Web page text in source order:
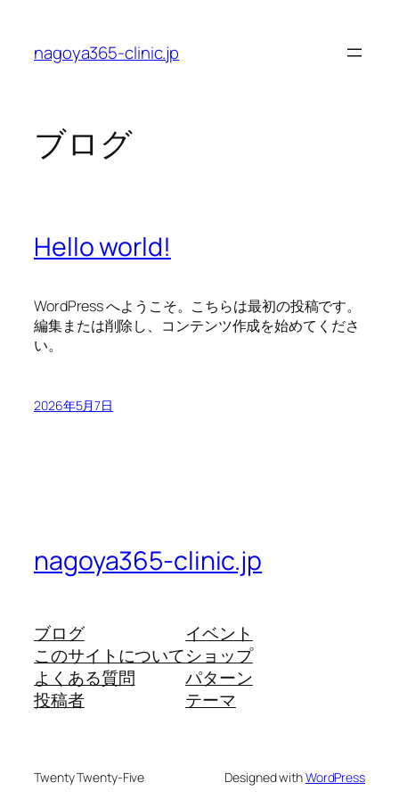
nagoya365-clinic.jp
ブログ
Hello world!
WordPress へようこそ。こちらは最初の投稿です。
編集または削除し、コンテンツ作成を始めてくださ
い。
2026年5月7日
nagoya365-clinic.jp
ブログ
このサイトについて
よくある質問
投稿者
イベント
ショップ
パターン
テーマ
Twenty Twenty-Five Designed withWordPress